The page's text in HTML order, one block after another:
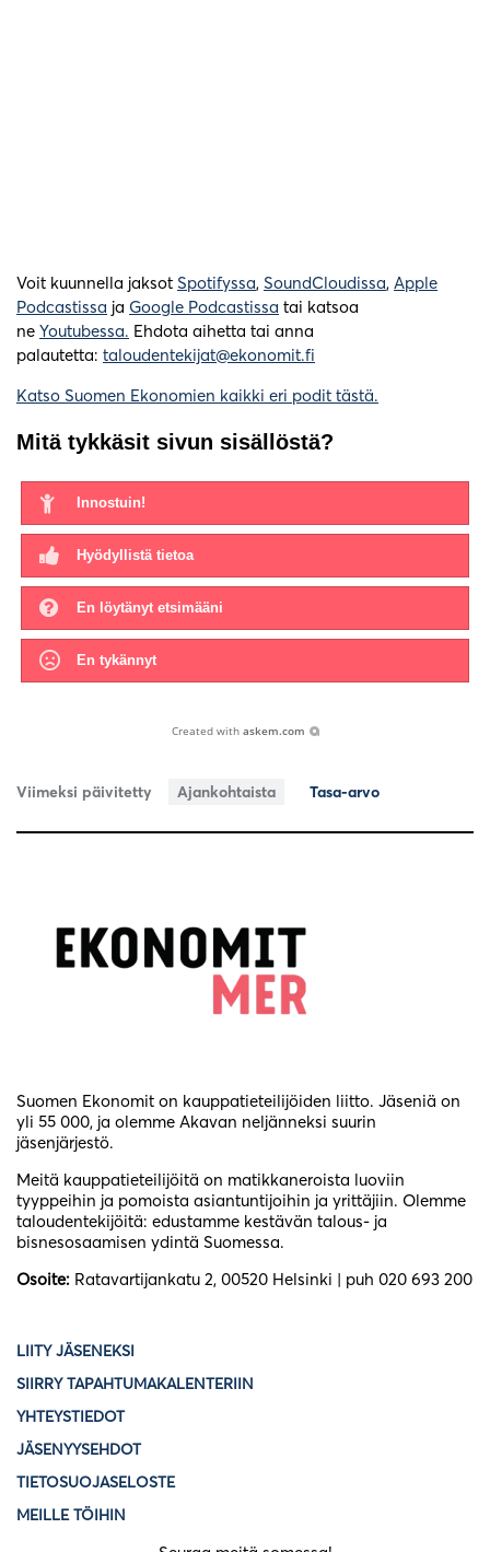
Voit kuunnella jaksot Spotifyssa, SoundCloudissa, Apple
Podcastissa ja Google Podcastissa tai katsoa
ne Youtubessa. Ehdota aihetta tai anna
palautetta: taloudentekijat@ekonomit.fi
Katso Suomen Ekonomien kaikki eri podit tästä.
Mitä tykkäsit sivun sisällöstä?
Innostuin!
Hyödyllistä tietoa
En löytänyt etsimääni
En tykännyt
Created with askem.com
Viimeksi päivitetty Ajankohtaista Tasa-arvo
Suomen Ekonomit on kauppatieteilijöiden liitto. Jäseniä on
yli 55 000, ja olemme Akavan neljänneksi suurin
jäsenjärjestö.
Meitä kauppatieteilijöitä on matikkaneroista luoviin
tyyppeihin ja pomoista asiantuntijoihin ja yrittäjiin. Olemme
taloudentekijöitä: edustamme kestävän talous- ja
bisnesosaamisen ydintä Suomessa.
Osoite: Ratavartijankatu 2, 00520 Helsinki | puh 020 693 200
LIITY JÄSENEKSI
SIIRRY TAPAHTUMAKALENTERIIN
YHTEYSTIEDOT
JÄSENYYSEHDOT
TIETOSUOJASELOSTE
MEILLE TÖIHIN